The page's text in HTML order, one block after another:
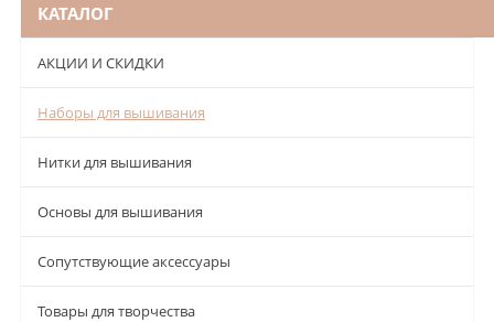
КАТАЛОГ
АКЦИИ И СКИДКИ
Наборы для вышивания
Нитки для вышивания
Основы для вышивания
Сопутствующие аксессуары
Товары для творчества